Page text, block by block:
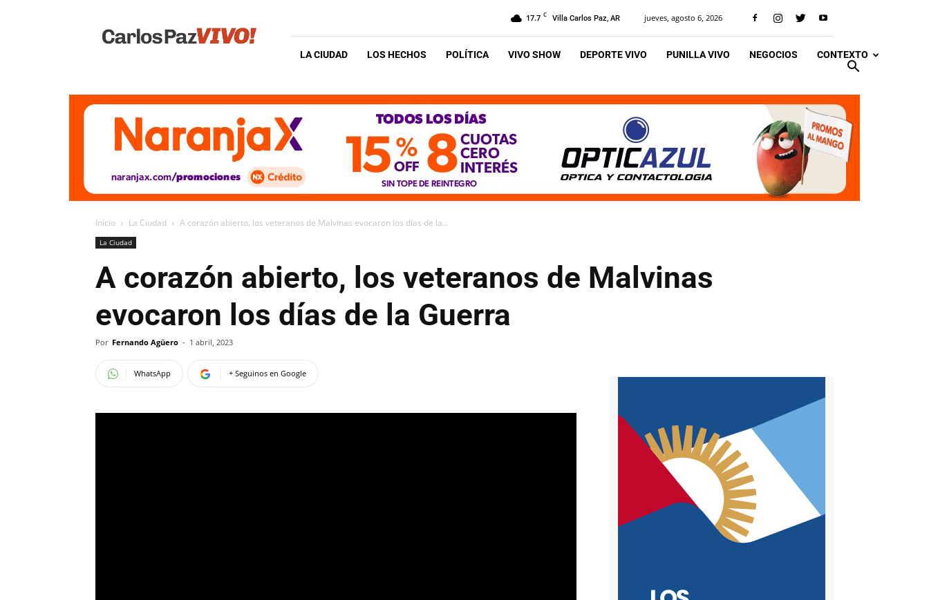
Vivo
17.7 C Villa Carlos Paz, AR jueves, agosto 6, 2026
LA CIUDAD LOS HECHOS POLÍTICA VIVO SHOW DEPORTE VIVO PUNILLA VIVO NEGOCIOS CONTEXTO
Inicio La Ciudad A corazón abierto, los veteranos de Malvinas evocaron los días de la...
La Ciudad
A corazón abierto, los veteranos de Malvinas
evocaron los días de la Guerra
Por Fernando Agüero - 1 abril, 2023
WhatsApp + Seguinos en Google